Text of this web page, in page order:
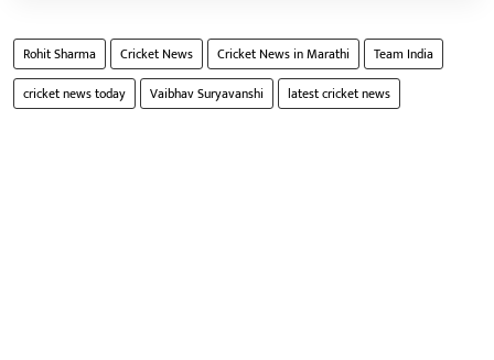
Rohit Sharma Cricket News Cricket News in Marathi
Team India
cricket news today
Vaibhav Suryavanshi latest cricket news